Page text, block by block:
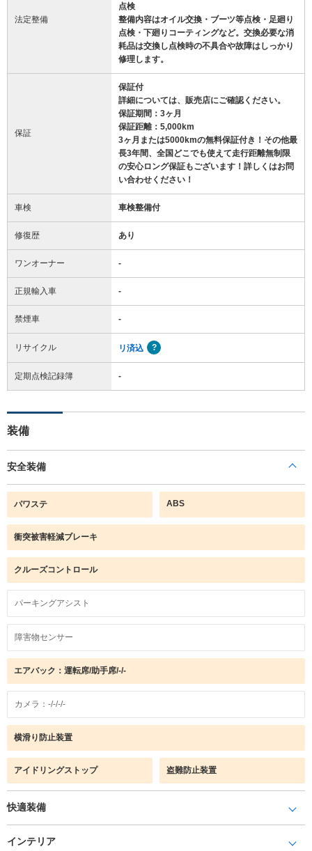
法定整備
点検
整備内容はオイル交換・ブーツ等点検・足廻り
点検・下廻りコーティングなど。交換必要な消
耗品は交換し点検時の不具合や故障はしっかり
修理します。
保証
保証付
詳細については、販売店にご確認ください。
保証期間：3ヶ月
保証距離：5,000km
3ヶ月または5000kmの無料保証付き！その他最
長3年間、全国どこでも使えて走行距離無制限
の安心ロング保証もございます！詳しくはお問
い合わせください！
車検 車検整備付
修復歴 あり
ワンオーナー -
正規輸入車 -
禁煙車 -
リサイクル リ済込
定期点検記録簿 -
装備
安全装備
パワステ ABS
衝突被害軽減ブレーキ
クルーズコントロール
パーキングアシスト
障害物センサー
エアバック：運転席/助手席/-/-
カメラ：-/-/-/-
横滑り防止装置
アイドリングストップ 盗難防止装置
快適装備
インテリア